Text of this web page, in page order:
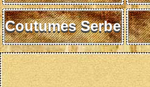
Coutumes Serbe